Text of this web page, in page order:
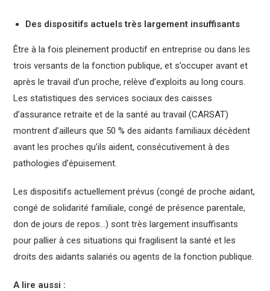
Des dispositifs actuels très largement insuffisants
Être à la fois pleinement productif en entreprise ou dans les
trois versants de la fonction publique, et s’occuper avant et
après le travail d’un proche, relève d’exploits au long cours.
Les statistiques des services sociaux des caisses
d’assurance retraite et de la santé au travail (CARSAT)
montrent d’ailleurs que 50 % des aidants familiaux décèdent
avant les proches qu’ils aident, consécutivement à des
pathologies d’épuisement.
Les dispositifs actuellement prévus (congé de proche aidant,
congé de solidarité familiale, congé de présence parentale,
don de jours de repos…) sont très largement insuffisants
pour pallier à ces situations qui fragilisent la santé et les
droits des aidants salariés ou agents de la fonction publique.
A lire aussi :